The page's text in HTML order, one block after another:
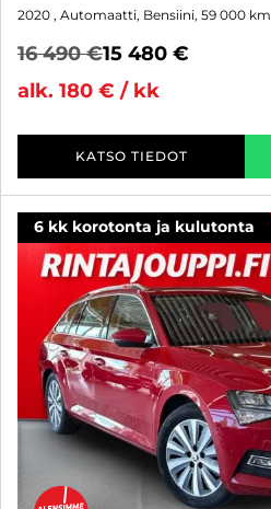
2020 , Automaatti, Bensiini, 59 000 km
16 490 €15 480 €
alk. 180 € / kk
KATSO TIEDOT
6 kk korotonta ja kulutonta